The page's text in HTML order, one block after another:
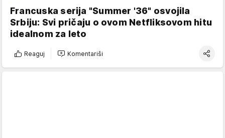
Francuska serija "Summer '36" osvojila
Srbiju: Svi pričaju o ovom Netfliksovom hitu
idealnom za leto
Reaguj Komentariši